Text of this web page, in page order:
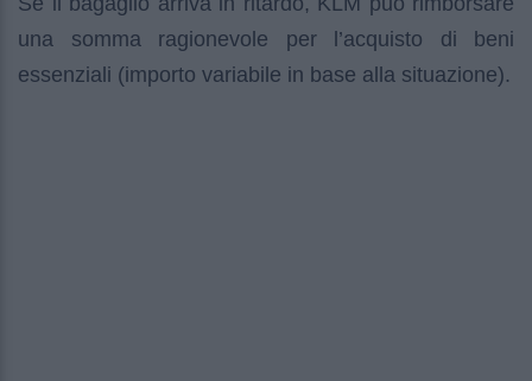
una somma ragionevole per l’acquisto di beni
essenziali (importo variabile in base alla situazione).